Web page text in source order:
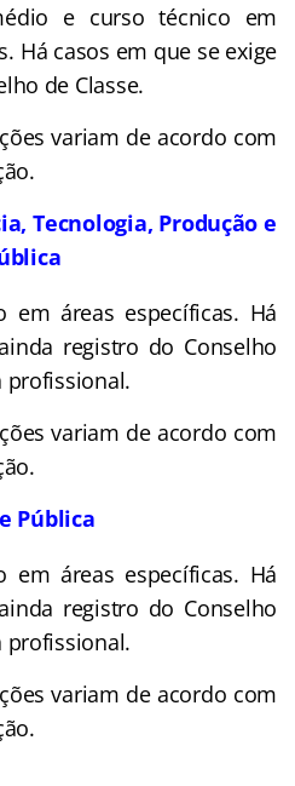
e curso técnico em
Há casos em que se exige
de Classe.
variam de acordo com
Tecnologia, Produção e
em áreas específicas. Há
registro do Conselho
profissional.
variam de acordo com
Pública
em áreas específicas. Há
registro do Conselho
profissional.
variam de acordo com